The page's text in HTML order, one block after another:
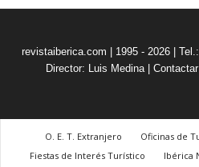
revistaiberica.com | 1995 - 2026 |
Director: Luis Medina| Contactar
O. E. T. Extranjero Oficinas de
Fiestas de Interés Turístico
Ibérica